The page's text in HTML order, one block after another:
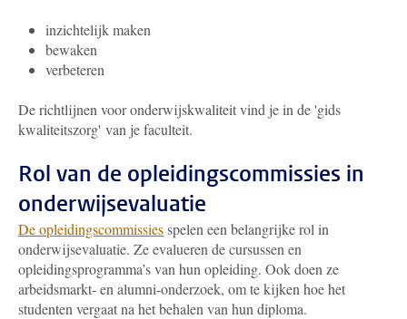
inzichtelijk maken
bewaken
verbeteren
De richtlijnen voor onderwijskwaliteit vind je in de 'gids
kwaliteitszorg' van je faculteit.
Rol van de opleidingscommissies in
onderwijsevaluatie
De opleidingscommissiesspelen een belangrijke rol in
onderwijsevaluatie. Ze evalueren de cursussen en
opleidingsprogramma’s van hun opleiding. Ook doen ze
arbeidsmarkt- en alumni-onderzoek, om te kijken hoe het
studenten vergaat na het behalen van hun diploma.